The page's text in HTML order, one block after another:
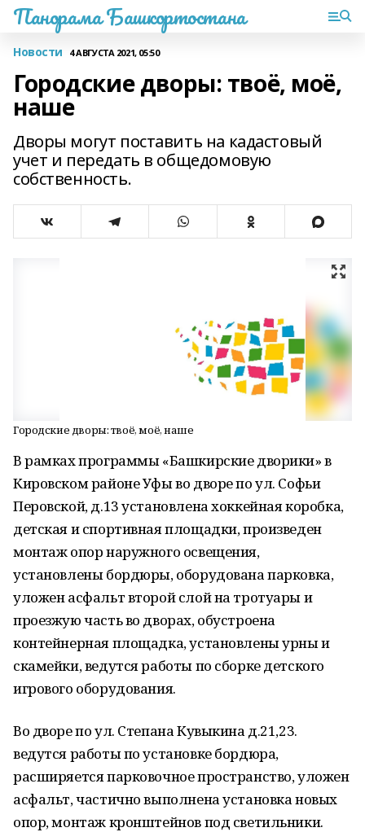
Панорама Башкортостана
Новости 4 АВГУСТА 2021, 05:50
Городские дворы: твоё, моё,
наше
Дворы могут поставить на кадастовый
учет и передать в общедомовую
собственность.
Городские дворы: твоё, моё, наше
В рамках программы «Башкирские дворики» в
Кировском районе Уфы во дворе по ул. Софьи
Перовской, д.13 установлена хоккейная коробка,
детская и спортивная площадки, произведен
монтаж опор наружного освещения,
установлены бордюры, оборудована парковка,
уложен асфальт второй слой на тротуары и
проезжую часть во дворах, обустроена
контейнерная площадка, установлены урны и
скамейки, ведутся работы по сборке детского
игрового оборудования.
Во дворе по ул. Степана Кувыкина д.21,23.
ведутся работы по установке бордюра,
расширяется парковочное пространство, уложен
асфальт, частично выполнена установка новых
опор, монтаж кронштейнов под светильники.